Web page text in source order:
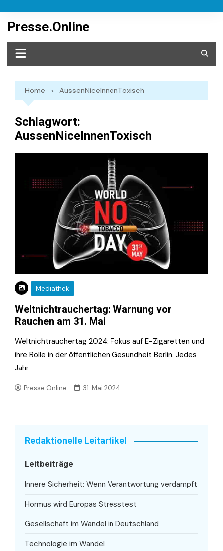
content
Presse.Online
Home AussenNiceInnenToxisch
Schlagwort:
AussenNiceInnenToxisch
Mediathek
Weltnichtrauchertag: Warnung vor
Rauchen am 31. Mai
Weltnichtrauchertag 2024: Fokus auf E-Zigaretten und
ihre Rolle in der öffentlichen Gesundheit Berlin. Jedes
Jahr
Presse.Online 31. Mai 2024
Redaktionelle Leitartikel
Leitbeiträge
Innere Sicherheit: Wenn Verantwortung verdampft
Hormus wird Europas Stresstest
Gesellschaft im Wandel in Deutschland
Technologie im Wandel